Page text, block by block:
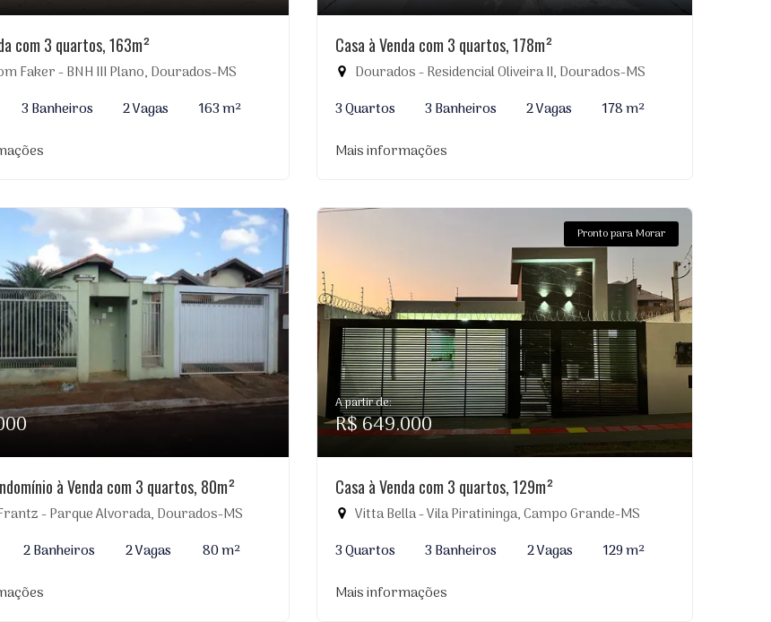
com 3 quartos, 163m²
Faker - BNH III Plano, Dourados-MS
3 Banheiros 2 Vagas
163 m²
Casa à Venda com 3 quartos, 178m²
Dourados - Residencial Oliveira II, Dourados-MS
3 Quartos
3 Banheiros 2 Vagas
178 m²
Mais informações
à Venda com 3 quartos, 80m²
- Parque Alvorada, Dourados-MS
2 Banheiros 2 Vagas
80 m²
Pronto para Morar
A partir de:
R$ 649.000
Casa à Venda com 3 quartos, 129m²
Vitta Bella - Vila Piratininga, Campo Grande-MS
3 Quartos
3 Banheiros 2 Vagas
129 m²
Mais informações